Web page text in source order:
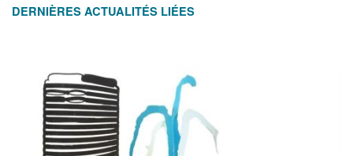
DERNIÈRES ACTUALITÉS LIÉES